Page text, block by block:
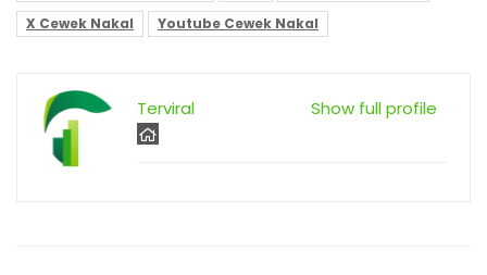
X Cewek Nakal
Youtube Cewek Nakal
Show full profile
Terviral